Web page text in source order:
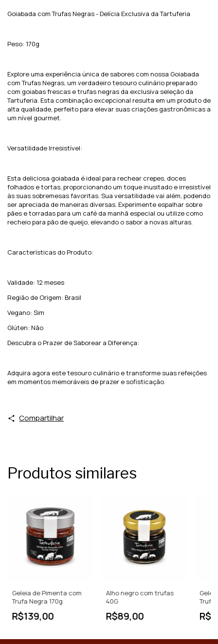
Goiabada com Trufas Negras - Delícia Exclusiva da Tartuferia
Peso: 170g
Explore uma experiência única de sabores com nossa Goiabada
com Trufas Negras, um verdadeiro tesouro culinário preparado
com goiabas frescas e trufas negras da exclusiva seleção da
Tartuferia. Esta combinação excepcional resulta em um produto de
alta qualidade, perfeito para elevar suas criações gastronômicas a
um nível gourmet.
Versatilidade Irresistível:
Esta deliciosa goiabada é ideal para rechear crepes, doces
folhados e tortas, proporcionando um toque inusitado e irresistível
às suas sobremesas favoritas. Sua versatilidade vai além, podendo
ser apreciada de maneiras diversas. Experimente espalhar sobre
pães e torradas para um café da manhã especial ou utilize como
recheio para pão de queijo, elevando o sabor a novas alturas.
Características do Produto:
Validade: 12 meses
Região de Origem: Brasil
Vegano: Sim
Glúten: Não
Descubra o Prazer de Saborear a Diferença:
Adquira agora este tesouro culinário e transforme suas refeições
em momentos memoráveis de prazer e sofisticação.
Compartilhar
Produtos similares
Geleia de Pimenta com
Trufa Negra 170g
R$139,00
Alho negro com trufas
40G
R$89,00
Trufa